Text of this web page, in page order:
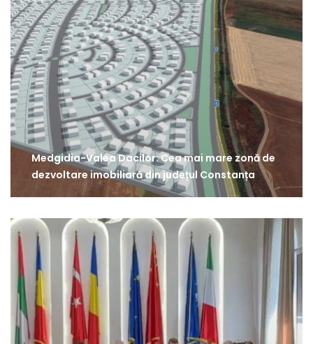
Medgidia-Valea Dacilor: Cea mai mare zonă de
dezvoltare imobiliară din județul Constanța